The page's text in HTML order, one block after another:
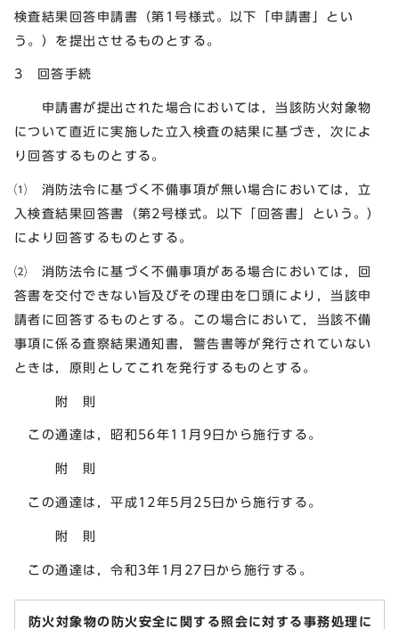
検査結果回答申請書（第1号様式。以下「申請書」とい
う。）を提出させるものとする。
3 回答手続
申請書が提出された場合においては，当該防火対象物
について直近に実施した立入検査の結果に基づき，次によ
り回答するものとする。
⑴ 消防法令に基づく不備事項が無い場合においては，立
入検査結果回答書（第2号様式。以下「回答書」という。）
により回答するものとする。
⑵ 消防法令に基づく不備事項がある場合においては，回
答書を交付できない旨及びその理由を口頭により，当該申
請者に回答するものとする。この場合において，当該不備
事項に係る査察結果通知書，警告書等が発行されていない
ときは，原則としてこれを発行するものとする。
附 則
この通達は，昭和56年11月9日から施行する。
附 則
この通達は，平成12年5月25日から施行する。
附 則
この通達は，令和3年1月27日から施行する。
防火対象物の防火安全に関する照会に対する事務処理に